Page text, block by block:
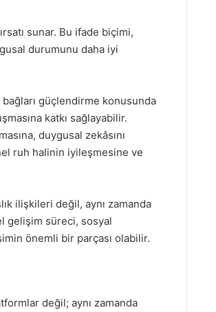
sunar. Bu ifade biçimi,
durumunu daha iyi
güçlendirme konusunda
katkı sağlayabilir.
duygusal zekâsını
ruh halinin iyileşmesine ve
ilişkileri değil, aynı zamanda
gelişim süreci, sosyal
önemli bir parçası olabilir.
değil; aynı zamanda